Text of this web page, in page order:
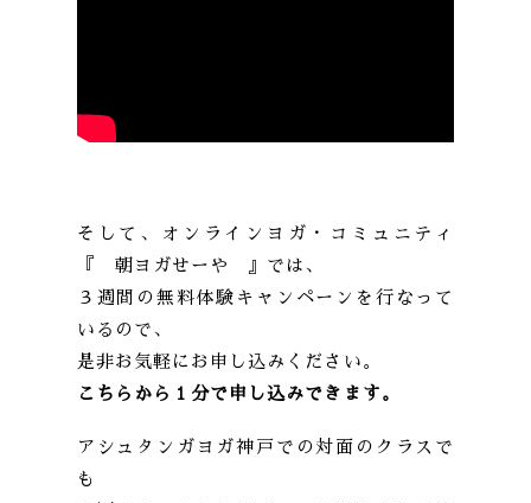
そして、オンラインヨガ・コミュニティ
『 朝ヨガせーや 』では、
３週間の無料体験キャンペーンを行なって
いるので、
是非お気軽にお申し込みください。
こちらから１分で申し込みできます。
アシュタンガヨガ神戸での対面のクラスで
も